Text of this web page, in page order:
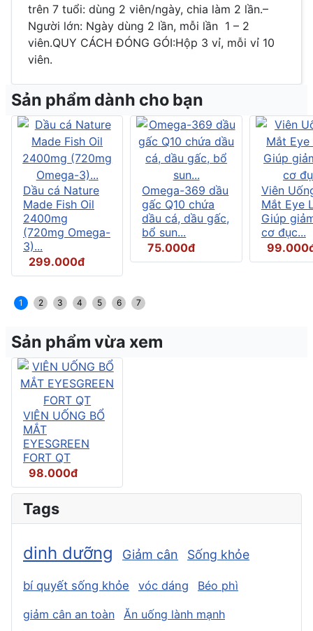
trên 7 tuổi: dùng 2 viên/ngày, chia làm 2 lần.–
Người lớn: Ngày dùng 2 lần, mỗi lần 1 – 2
viên.QUY CÁCH ĐÓNG GÓI:Hộp 3 vỉ, mỗi vỉ 10
viên.
Sản phẩm dành cho bạn
Dầu cá Nature
Made Fish Oil
2400mg
(720mg Omega-
3)...
299.000đ
Omega-369 dầu
gấc Q10 chứa
dầu cá, dầu gấc,
bổ sun...
75.000đ
Viên
Mắt Eye
Giúp
cơ đục...
1 2 3 4 5 6 7
Sản phẩm vừa xem
VIÊN UỐNG BỔ
MẮT
EYESGREEN
FORT QT
98.000đ
Tags
dinh dưỡng Giảm cân Sống khỏe
bí quyết sống khỏe vóc dáng Béo phì
giảm cân an toàn
Ăn uống lành mạnh